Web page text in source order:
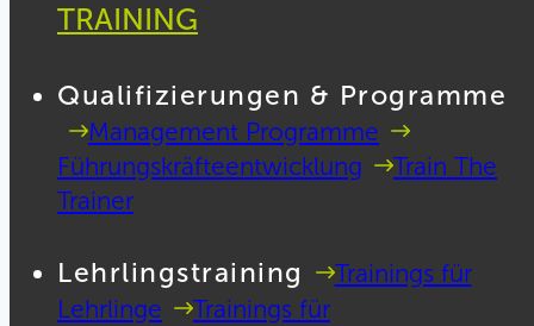
TRAINING
Qualifizierungen & Programme
Management Programme
Führungskräfteentwicklung
Train The
Trainer
Lehrlingstraining
Trainings für
Lehrlinge
Trainings für